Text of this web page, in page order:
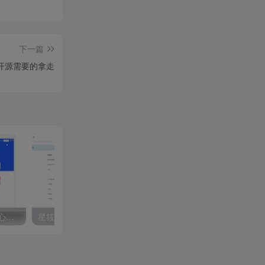
下一篇
源需要的拿走
CEOMAX总裁主题 最新开心版V4.0.3（ 持续更新） 星筱设备授权系统源码 学习使用